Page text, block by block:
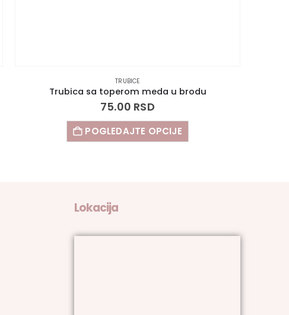
TRUBICE
Trubica sa toperom meda u brodu
75.00 RSD
POGLEDAJTE OPCIJE
Lokacija